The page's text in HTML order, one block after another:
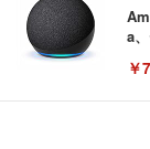
a
￥